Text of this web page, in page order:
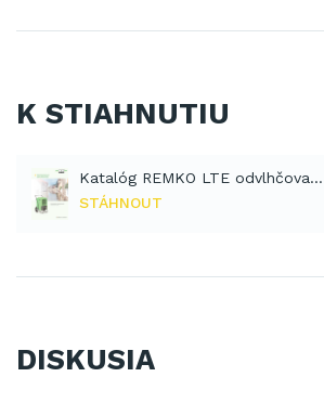
K STIAHNUTIU
Katalóg REMKO LTE odvlhčovače (PDF)
STÁHNOUT
DISKUSIA